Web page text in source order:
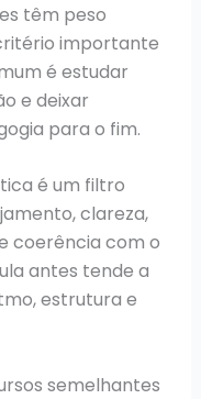
têm peso
importante
é estudar
e deixar
para o fim.
é um filtro
clareza,
coerência com o
antes tende a
estrutura e
semelhantes